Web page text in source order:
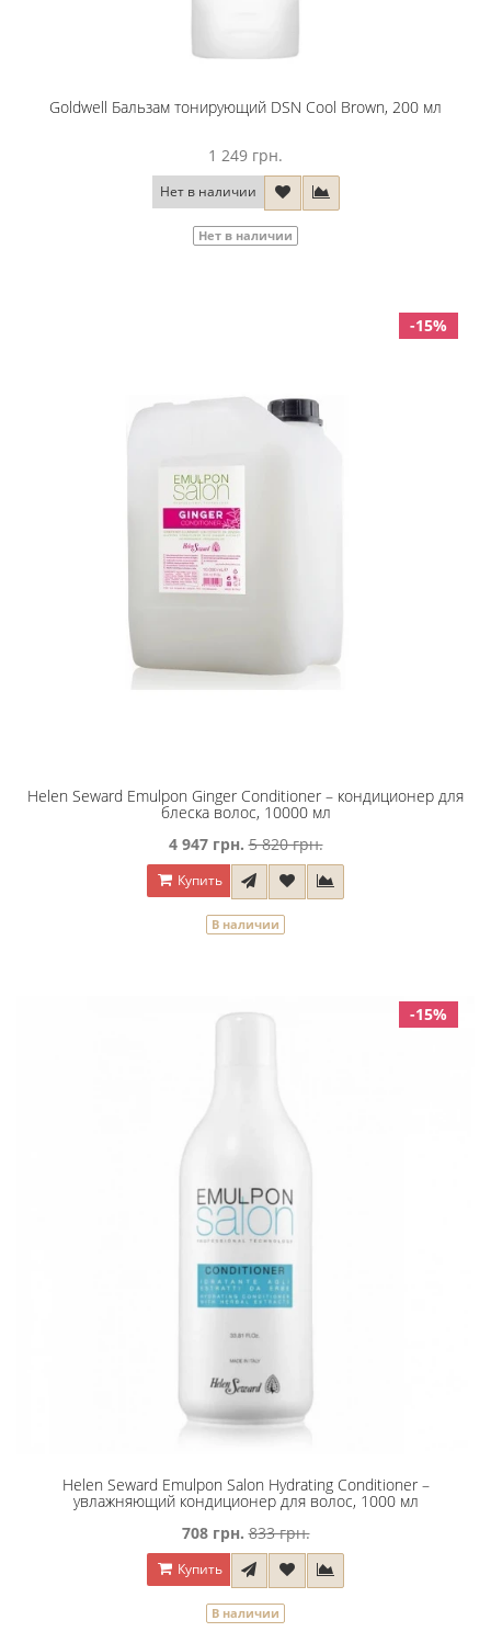
Goldwell Бальзам тонирующий DSN Cool Brown, 200 мл
1 249 грн.
Нет в наличии
Нет в наличии
-15%
Helen Seward Emulpon Ginger Conditioner – кондиционер для
блеска волос, 10000 мл
4 947 грн. 5 820 грн.
Купить
В наличии
-15%
Helen Seward Emulpon Salon Hydrating Conditioner –
увлажняющий кондиционер для волос, 1000 мл
708 грн. 833 грн.
Купить
В наличии